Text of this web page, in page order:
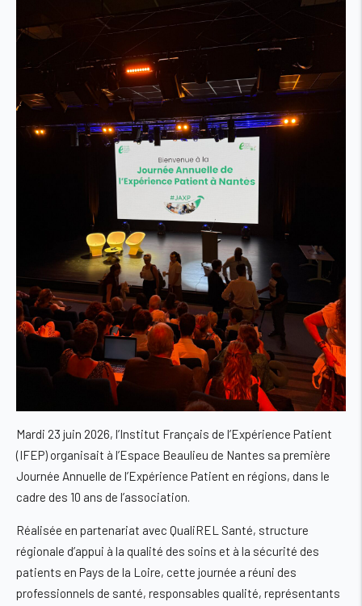
Mardi 23 juin 2026, l’Institut Français de l’Expérience Patient
(IFEP) organisait à l’Espace Beaulieu de Nantes sa première
Journée Annuelle de l’Expérience Patient en régions, dans le
cadre des 10 ans de l’association.
Réalisée en partenariat avec QualiREL Santé, structure
régionale d’appui à la qualité des soins et à la sécurité des
patients en Pays de la Loire, cette journée a réuni des
professionnels de santé, responsables qualité, représentants